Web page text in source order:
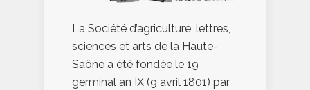
La Société d’agriculture, lettres,
sciences et arts de la Haute-
Saône a été fondée le 19
germinal an IX (9 avril 1801) par